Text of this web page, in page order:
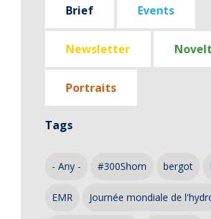
Brief Events
Newsletter
Portraits
Tags
- Any - #300Shom bergot
EMR Journée mondiale de